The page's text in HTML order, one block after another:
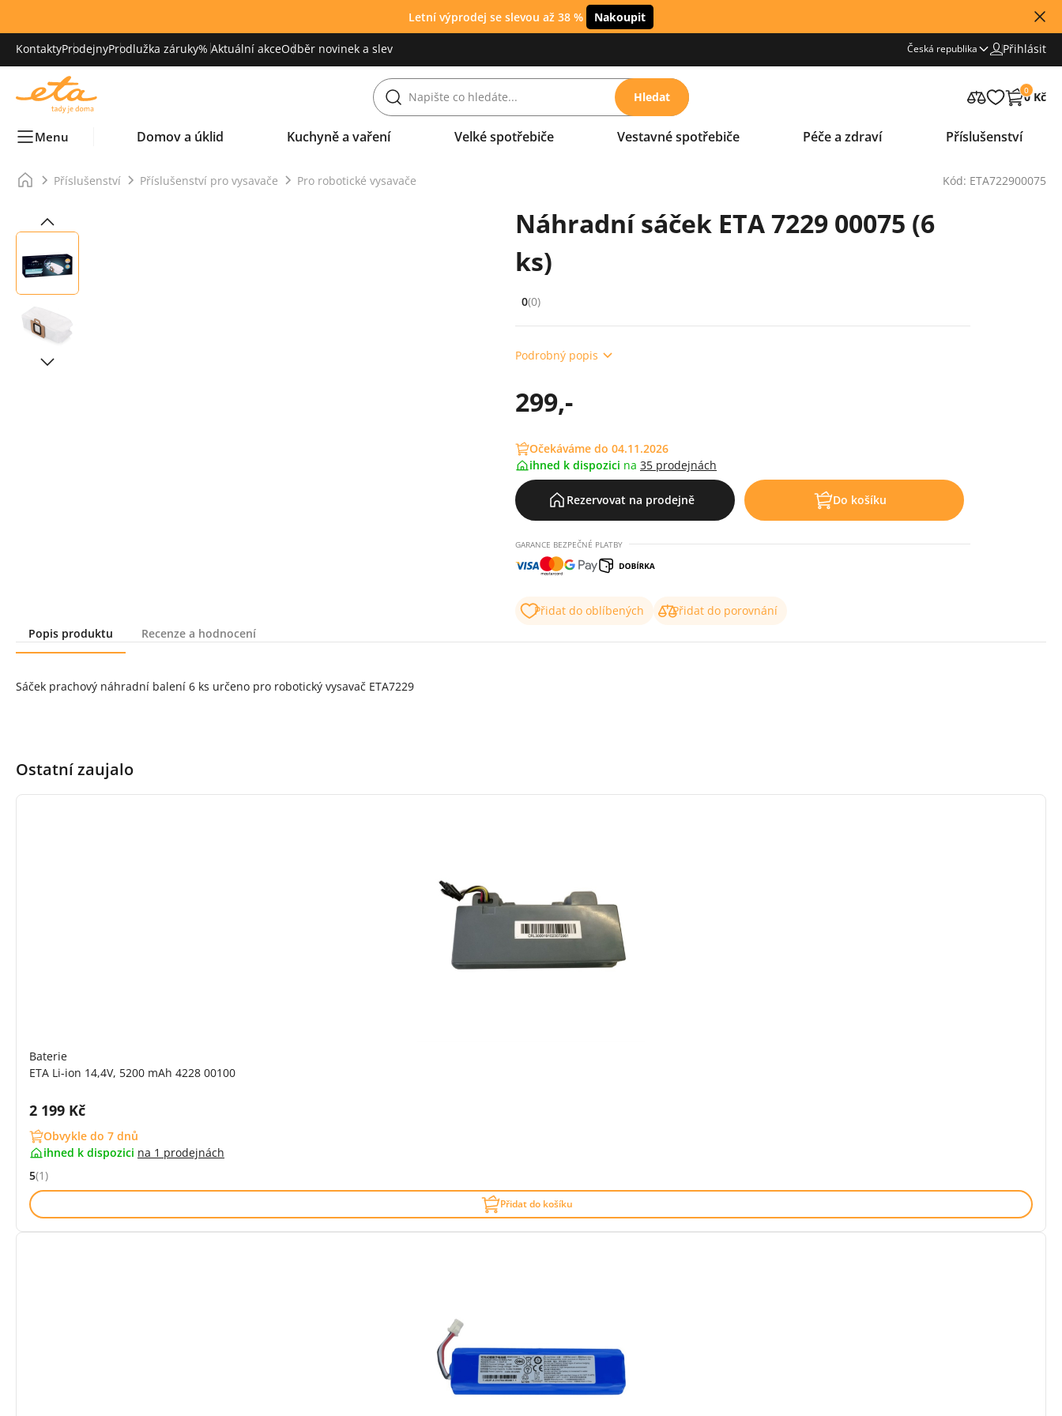
Letní výprodej se slevou až 38 % Nakoupit
KontaktyProdejnyProdlužka záruky% Aktuální akceOdběr novinek a slev Česká republika Přihlásit
Hledat 0
0 Kč
Menu Domov a úklid Kuchyně a vaření Velké spotřebiče Vestavné spotřebiče Péče a zdraví Příslušenství
Příslušenství Příslušenství pro vysavače Pro robotické vysavače Kód: ETA722900075
Náhradní sáček ETA 7229 00075 (6
ks)
Hodnocení: 0 z 5 (0 recenzí)
0(0)
Podrobný popis
299,-
Očekáváme do 04.11.2026
ihned k dispozici na 35 prodejnách
Rezervovat na prodejně Do košíku
GARANCE BEZPEČNÉ PLATBY
Přidat do oblíbených
Přidat do porovnání
Popis produktu
Recenze a hodnocení
Sáček prachový náhradní balení 6 ks určeno pro robotický vysavač ETA7229
Ostatní zaujalo
Baterie
ETA Li-ion 14,4V, 5200 mAh 4228 00100
Cena s DPH:
2 199 Kč
Obvykle do 7 dnů
ihned k dispozici na 1 prodejnách
Hodnocení: 5 z 5 (1 recenzí)
5(1)
Přidat do košíku